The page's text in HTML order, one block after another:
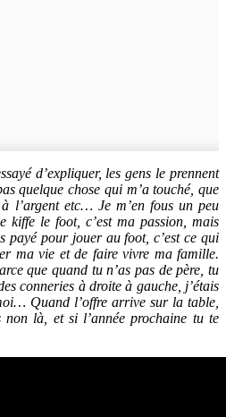
d’expliquer, les gens le prennent
quelque chose qui m’a touché, que
l’argent etc… Je m’en fous un peu
kiffe le foot, c’est ma passion, mais
payé pour jouer au foot, c’est ce qui
ma vie et de faire vivre ma famille.
que quand tu n’as pas de père, tu
conneries à droite à gauche, j’étais
Quand l’offre arrive sur la table,
là, et si l’année prochaine tu te